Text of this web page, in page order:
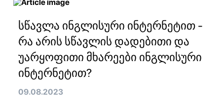
სწავლა ინგლისური ინტერნეტით -
რა არის სწავლის დადებითი და
უარყოფითი მხარეები ინგლისური
ინტერნეტით?
09.08.2023